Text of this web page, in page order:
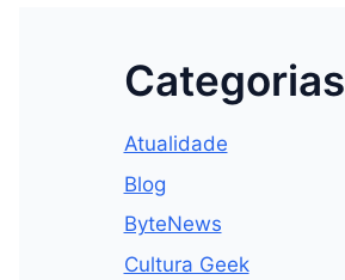
Categorias
Atualidade
Blog
ByteNews
Cultura Geek